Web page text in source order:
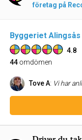
företag på
Byggeriet Alingsås
4.8
44 omdömen
Tove A: Vi har anlitat